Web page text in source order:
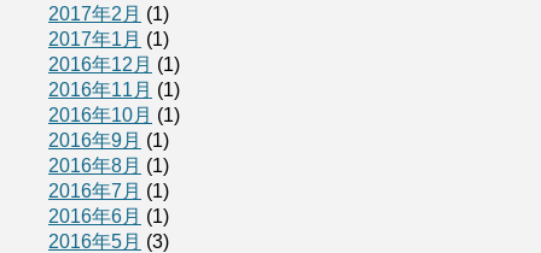
2017年2月 (1)
2017年1月 (1)
2016年12月 (1)
2016年11月 (1)
2016年10月 (1)
2016年9月 (1)
2016年8月 (1)
2016年7月 (1)
2016年6月 (1)
2016年5月 (3)